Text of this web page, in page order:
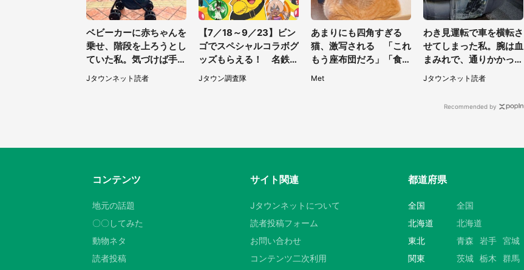
ベビーカーに赤ちゃんを
乗せ、階段を上ろうとし
ていた私。気づけば手か
らベビーカーが消えてい
て（神奈川県・60代女
Jタウンネット読者
【7／18～9／23】ビン
ゴでスペシャルコラボグ
ッズもらえる！ 名鉄ポ
ケモンスタンプラリー2
026
Jタウン調査隊
あまりにも四角すぎる
猫、激写される 「これ
もう座布団だろ」「食パ
ンの耳」と1.4万人困惑
Met
わき見運転で車を横転さ
せてしまった私。腕は血
まみれで、通りかかった
トラックは通り過ぎてい
き...（福岡県・30代女
Jタウンネット読者
Recommended by
コンテンツ
地元の話題
〇〇してみた
動物ネタ
読者投稿
サイト関連
Jタウンネットについて
読者投稿フォーム
お問い合わせ
コンテンツ二次利用
都道府県
全国
全国
北海道
北海道
東北
青森 岩手 宮城
関東
茨城 栃木 群馬